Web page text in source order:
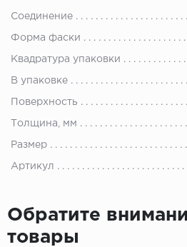
Соединение
Форма фаски
Квадратура упаковки
В упаковке
Поверхность
Толщина, мм
Размер
Артикул
Обратите
товары